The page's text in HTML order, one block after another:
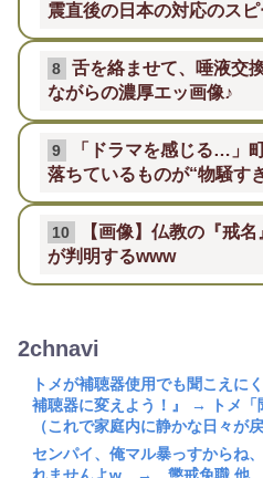
震直後の日本の対応のス
8
舌を絡ませて、唾液交
ながらの濃厚エッ画像♪
9
「ドラマを感じる…」
落ちているものが“物騒す
10
【画像】仏教の『戒
が判明するwww
2chnavi
トメが補聴器使用でも聞こえに
補聴器に変えよう！』 → トメ「
（これで家庭内に静かな日々が
センパイ、俺マル暴っすからね
れませんよw → 懲戒免職 他